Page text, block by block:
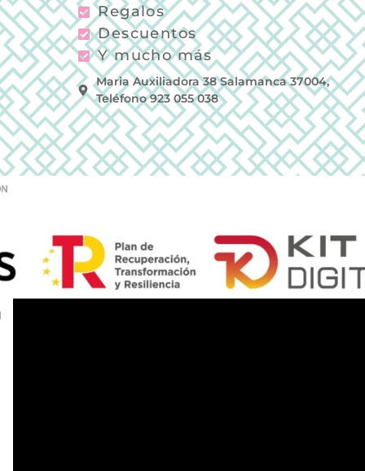
Regalos
Descuentos
Y mucho más
Maria Auxiliadora 38 Salamanca 37004,
Teléfono 923 055 038